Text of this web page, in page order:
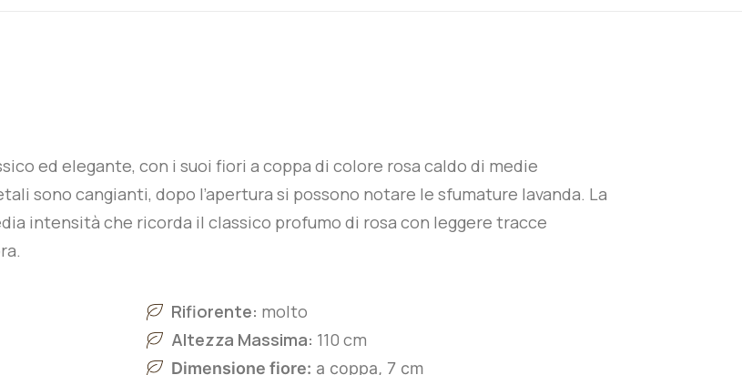
ed elegante, con i suoi fiori a coppa di colore rosa caldo di medie
sono cangianti, dopo l’apertura si possono notare le sfumature lavanda. La
intensità che ricorda il classico profumo di rosa con leggere tracce
Rifiorente: molto
Altezza Massima: 110 cm
Dimensione fiore: a coppa, 7 cm